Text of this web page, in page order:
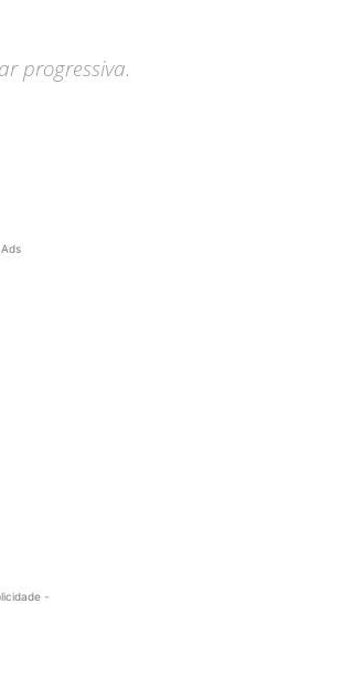
progressiva.
Ads
-